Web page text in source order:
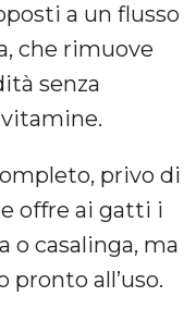
a un flusso
che rimuove
senza
privo di
offre ai gatti i
o casalinga, ma
all’uso.